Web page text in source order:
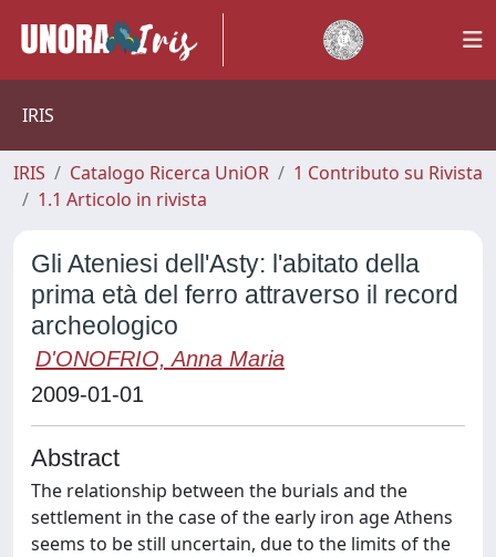
IRIS
IRIS Catalogo Ricerca UniOR
1 Contributo su Rivista
1.1 Articolo in rivista
Gli Ateniesi dell'Asty: l'abitato della
prima età del ferro attraverso il record
archeologico
D'ONOFRIO, Anna Maria
2009-01-01
Abstract
The relationship between the burials and the
settlement in the case of the early iron age Athens
seems to be still uncertain, due to the limits of the